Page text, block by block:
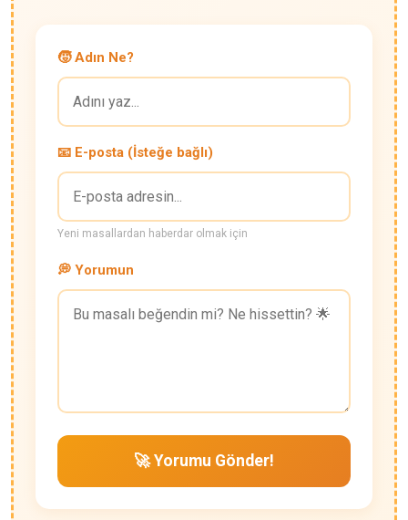
🧒 Adın Ne?
📧 E-posta (İsteğe bağlı)
Yeni masallardan haberdar olmak için
💭 Yorumun
🚀 Yorumu Gönder!